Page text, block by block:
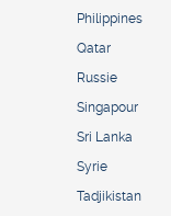
Philippines
Qatar
Russie
Singapour
Sri Lanka
Syrie
Tadjikistan